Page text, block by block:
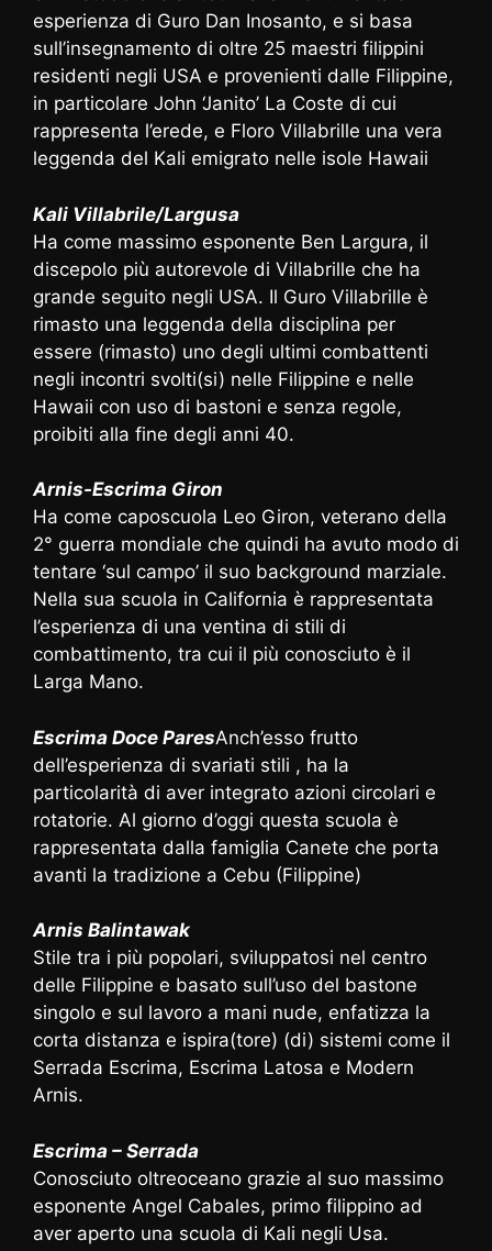
esperienza di Guro Dan Inosanto, e si basa
sull’insegnamento di oltre 25 maestri filippini
residenti negli USA e provenienti dalle Filippine,
in particolare John ‘Janito’ La Coste di cui
rappresenta l’erede, e Floro Villabrille una vera
leggenda del Kali emigrato nelle isole Hawaii
Kali Villabrile/Largusa
Ha come massimo esponente Ben Largura, il
discepolo più autorevole di Villabrille che ha
grande seguito negli USA. Il Guro Villabrille è
rimasto una leggenda della disciplina per
essere (rimasto) uno degli ultimi combattenti
negli incontri svolti(si) nelle Filippine e nelle
Hawaii con uso di bastoni e senza regole,
proibiti alla fine degli anni 40.
Arnis-Escrima Giron
Ha come caposcuola Leo Giron, veterano della
2° guerra mondiale che quindi ha avuto modo di
tentare ‘sul campo’ il suo background marziale.
Nella sua scuola in California è rappresentata
l’esperienza di una ventina di stili di
combattimento, tra cui il più conosciuto è il
Larga Mano.
Escrima Doce ParesAnch’esso frutto
dell’esperienza di svariati stili , ha la
particolarità di aver integrato azioni circolari e
rotatorie. Al giorno d’oggi questa scuola è
rappresentata dalla famiglia Canete che porta
avanti la tradizione a Cebu (Filippine)
Arnis Balintawak
Stile tra i più popolari, sviluppatosi nel centro
delle Filippine e basato sull’uso del bastone
singolo e sul lavoro a mani nude, enfatizza la
corta distanza e ispira(tore) (di) sistemi come il
Serrada Escrima, Escrima Latosa e Modern
Arnis.
Escrima – Serrada
Conosciuto oltreoceano grazie al suo massimo
esponente Angel Cabales, primo filippino ad
aver aperto una scuola di Kali negli Usa.